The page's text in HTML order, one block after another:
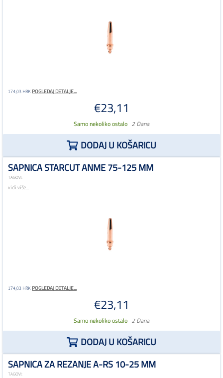
174,03 HRKPOGLEDAJ DETALJE...
€23,11
Samo nekoliko ostalo 2 Dana
DODAJ U KOŠARICU
SAPNICA STARCUT ANME 75-125 MM
TAGOVI:
vidi više...
174,03 HRKPOGLEDAJ DETALJE...
€23,11
Samo nekoliko ostalo 2 Dana
DODAJ U KOŠARICU
SAPNICA ZA REZANJE A-RS 10-25 MM
TAGOVI: